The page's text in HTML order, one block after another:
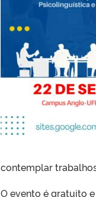
contemplar
O evento é gratuito